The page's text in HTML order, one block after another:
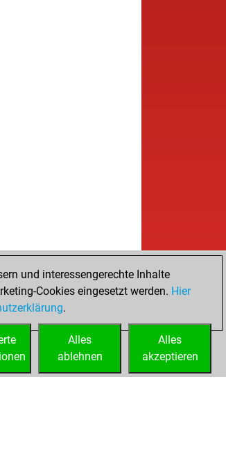
und interessengerechte Inhalte
Cookies eingesetzt werden. Hier
.
Alles
akzeptieren
Alles
ablehnen